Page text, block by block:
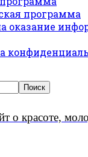
программа
оказание
о красоте,